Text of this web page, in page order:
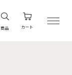
商品 カート